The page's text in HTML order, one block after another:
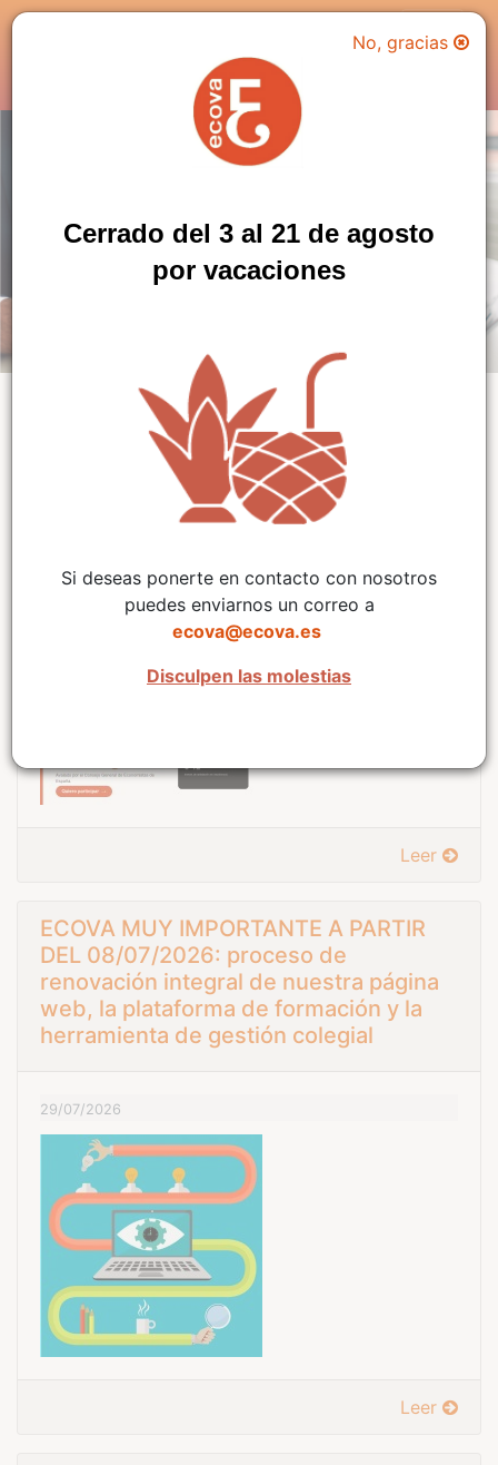
Noticias de ECOVA
prueba gratuita durante agosto
Leer
ECOVA MUY IMPORTANTE A PARTIR
DEL 08/07/2026: proceso de
renovación integral de nuestra página
web, la plataforma de formación y la
herramienta de gestión colegial
29/07/2026
Leer
No, gracias
Cerrado del 3 al 21 de agosto
por vacaciones
Si deseas ponerte en contacto con nosotros
puedes enviarnos un correo a
ecova@ecova.es
Disculpen las molestias